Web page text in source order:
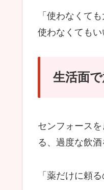
「使わなくて
使わなくてもい
生活面
センフォース
る、過度な飲
「薬だけに頼